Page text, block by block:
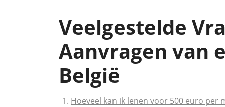
Veelgestelde
Aanvragen van
België
Hoeveel kan ik lenen voor 500 euro per